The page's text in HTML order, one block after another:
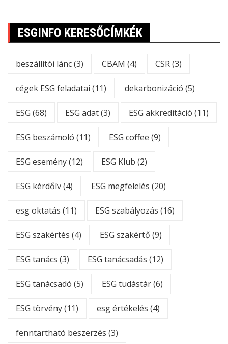
ESGINFO KERESŐCÍMKÉK
beszállítói lánc(3) CBAM (4) CSR(3)
cégek ESG feladatai (11) dekarbonizáció (5)
ESG (68) ESG adat(3) ESG akkreditáció (11)
ESG beszámoló (11) ESG coffee (9)
ESG esemény(12) ESG Klub (2)
ESG kérdőív(4) ESG megfelelés (20)
esg oktatás (11) ESG szabályozás (16)
ESG szakértés (4) ESG szakértő (9)
ESG tanács (3) ESG tanácsadás (12)
ESG tanácsadó (5) ESG tudástár(6)
ESG törvény(11) esg értékelés (4)
fenntartható beszerzés (3)